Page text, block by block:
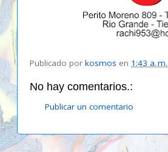
Publicado por kosmos en 1:43 a. m.
No hay comentarios.:
Publicar un comentario